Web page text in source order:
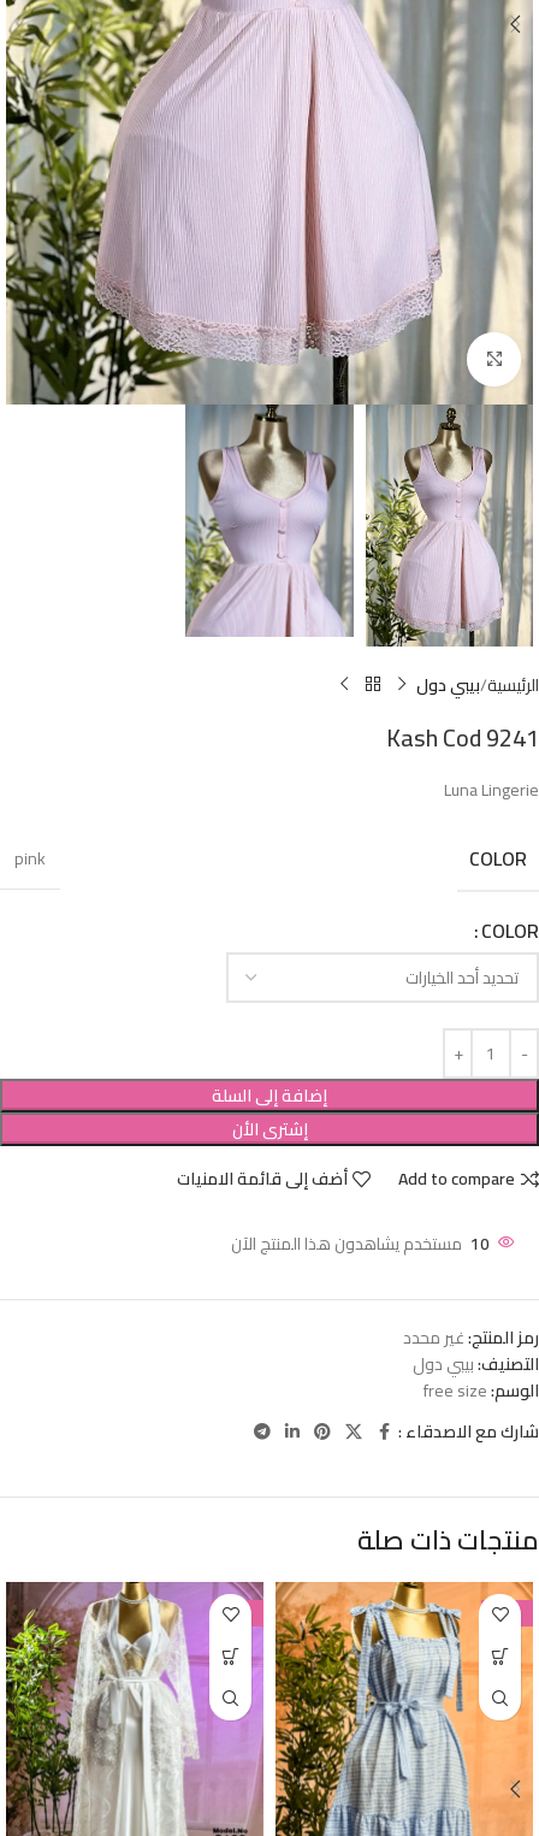
Click to enlarge
الرئيسية بيبي دول
Kash Cod 9241
Luna Lingerie
COLOR
pink
COLOR
إضافة إلى السلة
إشترى الأن
Add to compare
أضف إلى قائمة الامنيات
10 مستخدم يشاهدون هذا المنتج الآن
رمز المنتج:غير محدد
التصنيف:بيبي دول
الوسم:free size
شارك مع الاصدقاء :
منتجات ذات صلة
-38%
-38%